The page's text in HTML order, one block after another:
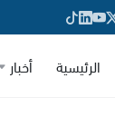
الرئيسية أخبار